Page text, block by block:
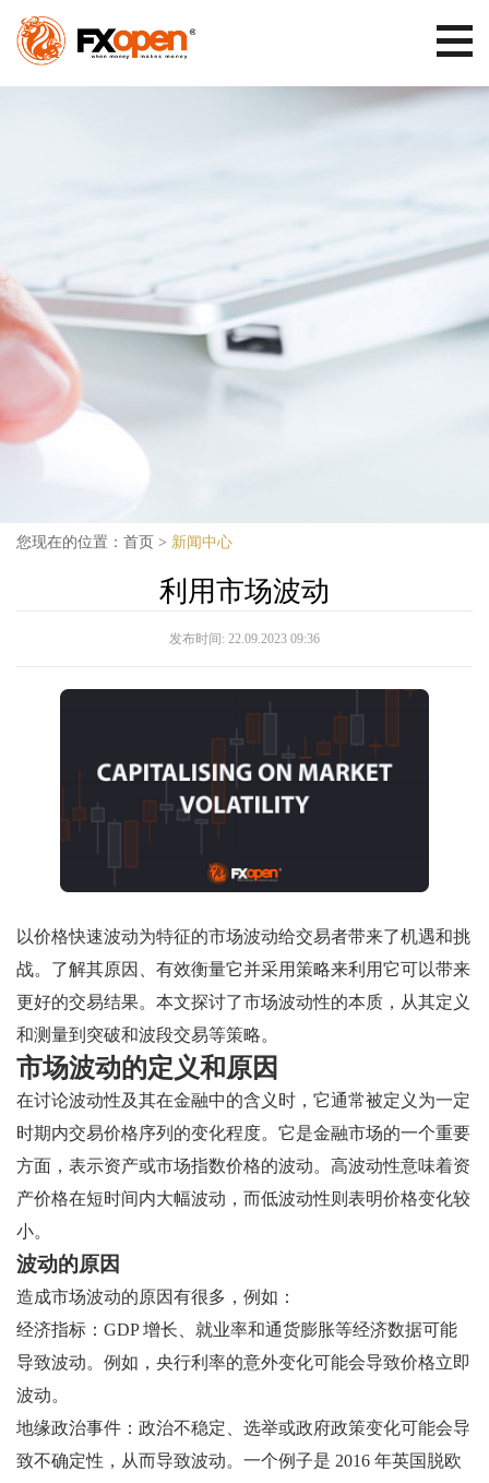
您现在的位置： 首页 > 新闻中心
利用市场波动
发布时间: 22.09.2023 09:36
以价格快速波动为特征的市场波动给交易者带来了机遇和挑
战。了解其原因、有效衡量它并采用策略来利用它可以带来
更好的交易结果。本文探讨了市场波动性的本质，从其定义
和测量到突破和波段交易等策略。
市场波动的定义和原因
在讨论波动性及其在金融中的含义时，它通常被定义为一定
时期内交易价格序列的变化程度。它是金融市场的一个重要
方面，表示资产或市场指数价格的波动。高波动性意味着资
产价格在短时间内大幅波动，而低波动性则表明价格变化较
小。
波动的原因
造成市场波动的原因有很多，例如：
经济指标：GDP 增长、就业率和通货膨胀等经济数据可能
导致波动。例如，央行利率的意外变化可能会导致价格立即
波动。
地缘政治事件：政治不稳定、选举或政府政策变化可能会导
致不确定性，从而导致波动。一个例子是 2016 年英国脱欧